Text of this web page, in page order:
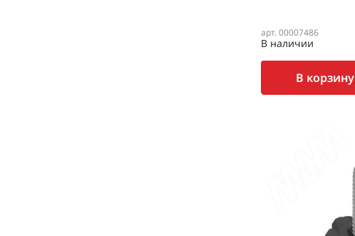
арт. 00007486
В наличии
В корзину